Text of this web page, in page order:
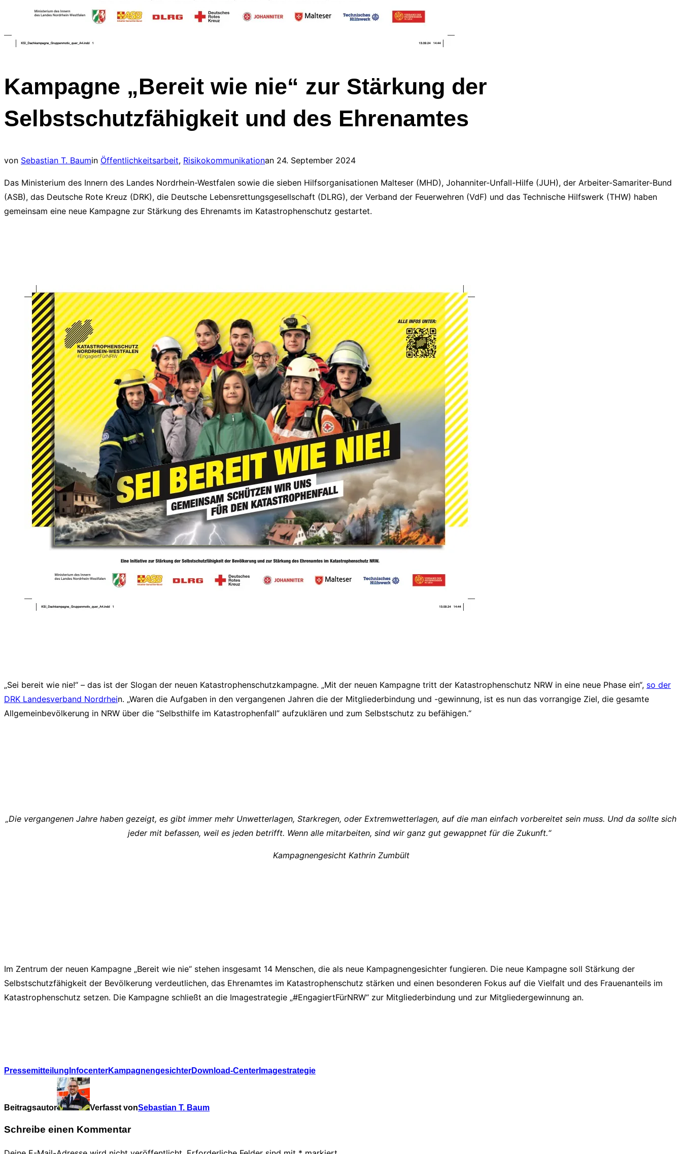
Kampagne „Bereit wie nie“ zur Stärkung der
Selbstschutzfähigkeit und des Ehrenamtes
von Sebastian T. Baumin Öffentlichkeitsarbeit, Risikokommunikationan Veröffentlicht
24. September 2024
Das Ministerium des Innern des Landes Nordrhein-Westfalen sowie die sieben Hilfsorganisationen Malteser (MHD), Johanniter-Unfall-Hilfe (JUH), der Arbeiter-Samariter-Bund
(ASB), das Deutsche Rote Kreuz (DRK), die Deutsche Lebensrettungsgesellschaft (DLRG), der Verband der Feuerwehren (VdF) und das Technische Hilfswerk (THW) haben
gemeinsam eine neue Kampagne zur Stärkung des Ehrenamts im Katastrophenschutz gestartet.
„Sei bereit wie nie!“ – das ist der Slogan der neuen Katastrophenschutzkampagne. „Mit der neuen Kampagne tritt der Katastrophenschutz NRW in eine neue Phase ein“, so der
DRK Landesverband Nordrhein. „Waren die Aufgaben in den vergangenen Jahren die der Mitgliederbindung und -gewinnung, ist es nun das vorrangige Ziel, die gesamte
Allgemeinbevölkerung in NRW über die “Selbsthilfe im Katastrophenfall” aufzuklären und zum Selbstschutz zu befähigen.“
„Die vergangenen Jahre haben gezeigt, es gibt immer mehr Unwetterlagen, Starkregen, oder Extremwetterlagen, auf die man einfach vorbereitet sein muss. Und da sollte sich
jeder mit befassen, weil es jeden betrifft. Wenn alle mitarbeiten, sind wir ganz gut gewappnet für die Zukunft.“
Kampagnengesicht Kathrin Zumbült
Im Zentrum der neuen Kampagne „Bereit wie nie“ stehen insgesamt 14 Menschen, die als neue Kampagnengesichter fungieren. Die neue Kampagne soll Stärkung der
Selbstschutzfähigkeit der Bevölkerung verdeutlichen, das Ehrenamtes im Katastrophenschutz stärken und einen besonderen Fokus auf die Vielfalt und des Frauenanteils im
Katastrophenschutz setzen. Die Kampagne schließt an die Imagestrategie „#EngagiertFürNRW“ zur Mitgliederbindung und zur Mitgliedergewinnung an.
Pressemitteilung InfocenterKampagnengesichterDownload-Center Imagestrategie
Beitragsautor Verfasst vonSebastian T. Baum
Schreibe einen Kommentar